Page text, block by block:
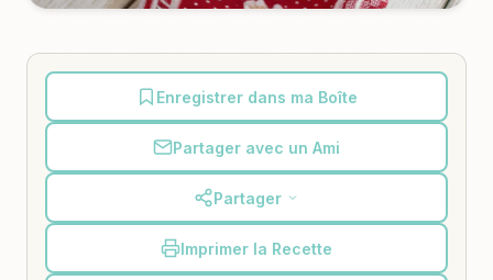
Enregistrer dans ma Boîte
Partager avec un Ami
Partager
Imprimer la Recette